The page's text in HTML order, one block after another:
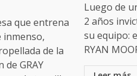
que entrena
inmenso,
de la
GRAY
Luego de
2 años
su equipo:
RYAN